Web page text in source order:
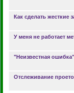
Как сделать жесткие
У меня не работает
"Неизвестная
Отслеживание